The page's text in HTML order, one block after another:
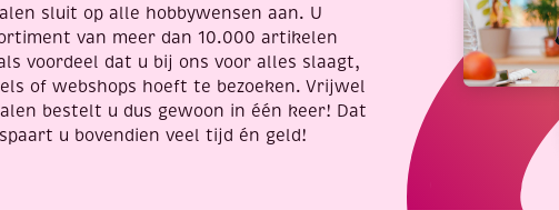
sluit op alle hobbywensen aan. U
van meer dan 10.000 artikelen
voordeel dat u bij ons voor alles slaagt,
of webshops hoeft te bezoeken. Vrijwel
bestelt u dus gewoon in één keer! Dat
u bovendien veel tijd én geld!